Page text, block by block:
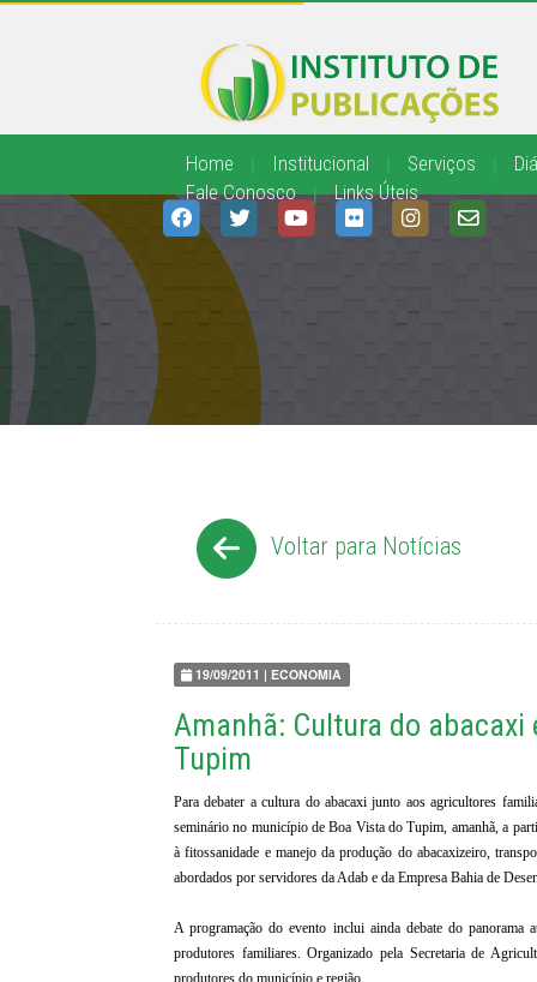
Home Institucional Serviços
Fale Conosco
| Links Úteis
Voltar para Notícias
19/09/2011 | ECONOMIA
Amanhã: Cultura do
Tupim
Para debater a cultura do abacaxi junto aos agricultores
seminário no município de Boa Vista do Tupim, amanhã, a
à fitossanidade e manejo da produção do abacaxizeiro,
abordados por servidores da Adab e da Empresa Bahia de
A programação do evento inclui ainda debate do
produtores familiares. Organizado pela Secretaria de
produtores do município e região.